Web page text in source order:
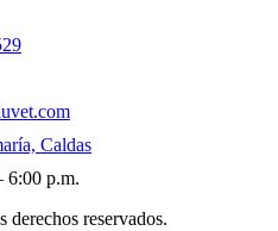
Caldas
6:00 p.m.
reservados.